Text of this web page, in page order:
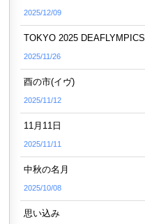
2025/12/09
TOKYO 2025 DEAFLYMPICS
2025/11/26
酉の市(イヴ)
2025/11/12
11月11日
2025/11/11
中秋の名月
2025/10/08
思い込み